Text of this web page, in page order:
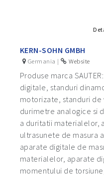
KERN-SOHN GMBH
Germania | Website
Produse marca
digitale, standuri
motorizate, standuri de
durimetre analogice si
a duritatii materialelor,
ultrasunete de masura
aparate digitale de
materialelor, aparate
momentului de